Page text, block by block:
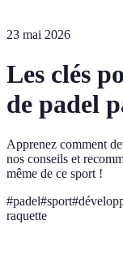
23 mai 2026
Les clés
de padel
Apprenez comment
nos conseils et
même de ce sport !
#padel#sport#
raquette